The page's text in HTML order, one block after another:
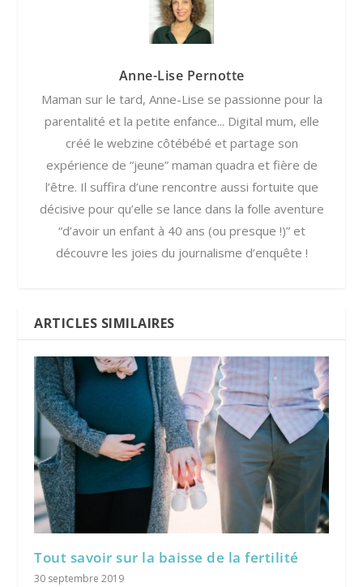
Anne-Lise Pernotte
Maman sur le tard, Anne-Lise se passionne pour la
parentalité et la petite enfance... Digital mum, elle
créé le webzine côtébébé et partage son
expérience de “jeune” maman quadra et fière de
l’être. Il suffira d’une rencontre aussi fortuite que
décisive pour qu’elle se lance dans la folle aventure
“d’avoir un enfant à 40 ans (ou presque !)” et
découvre les joies du journalisme d’enquête !
ARTICLES SIMILAIRES
Tout savoir sur la baisse de la fertilité
30 septembre 2019